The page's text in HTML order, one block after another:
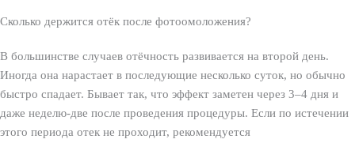
Сколько держится отёк после фотоомоложения?
В большинстве случаев отёчность развивается на второй день.
Иногда она нарастает в последующие несколько суток, но обычно
быстро спадает. Бывает так, что эффект заметен через 3–4 дня и
даже неделю-две после проведения процедуры. Если по истечении
этого периода отек не проходит, рекомендуется